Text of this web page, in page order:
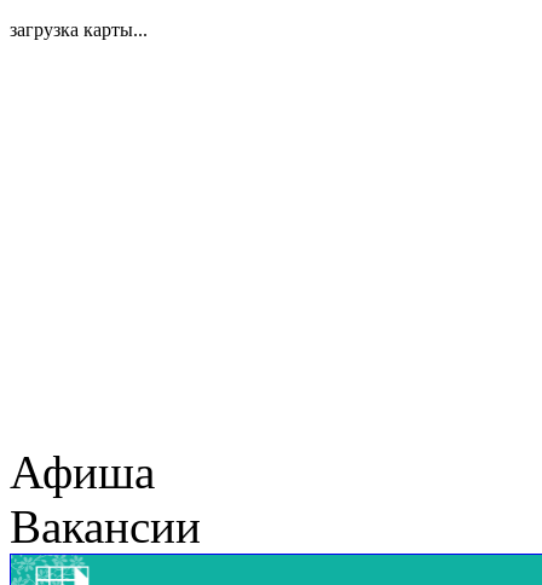
загрузка карты...
Афиша
Вакансии